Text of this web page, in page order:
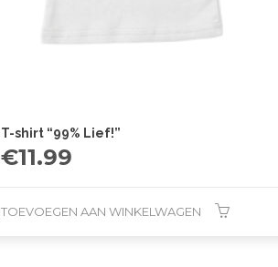
T-shirt “99% Lief!”
€11.99
TOEVOEGEN AAN WINKELWAGEN